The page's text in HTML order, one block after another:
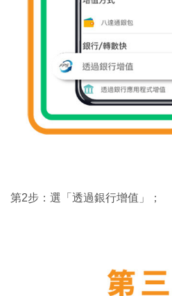
第2步：選「透過銀行增值」；